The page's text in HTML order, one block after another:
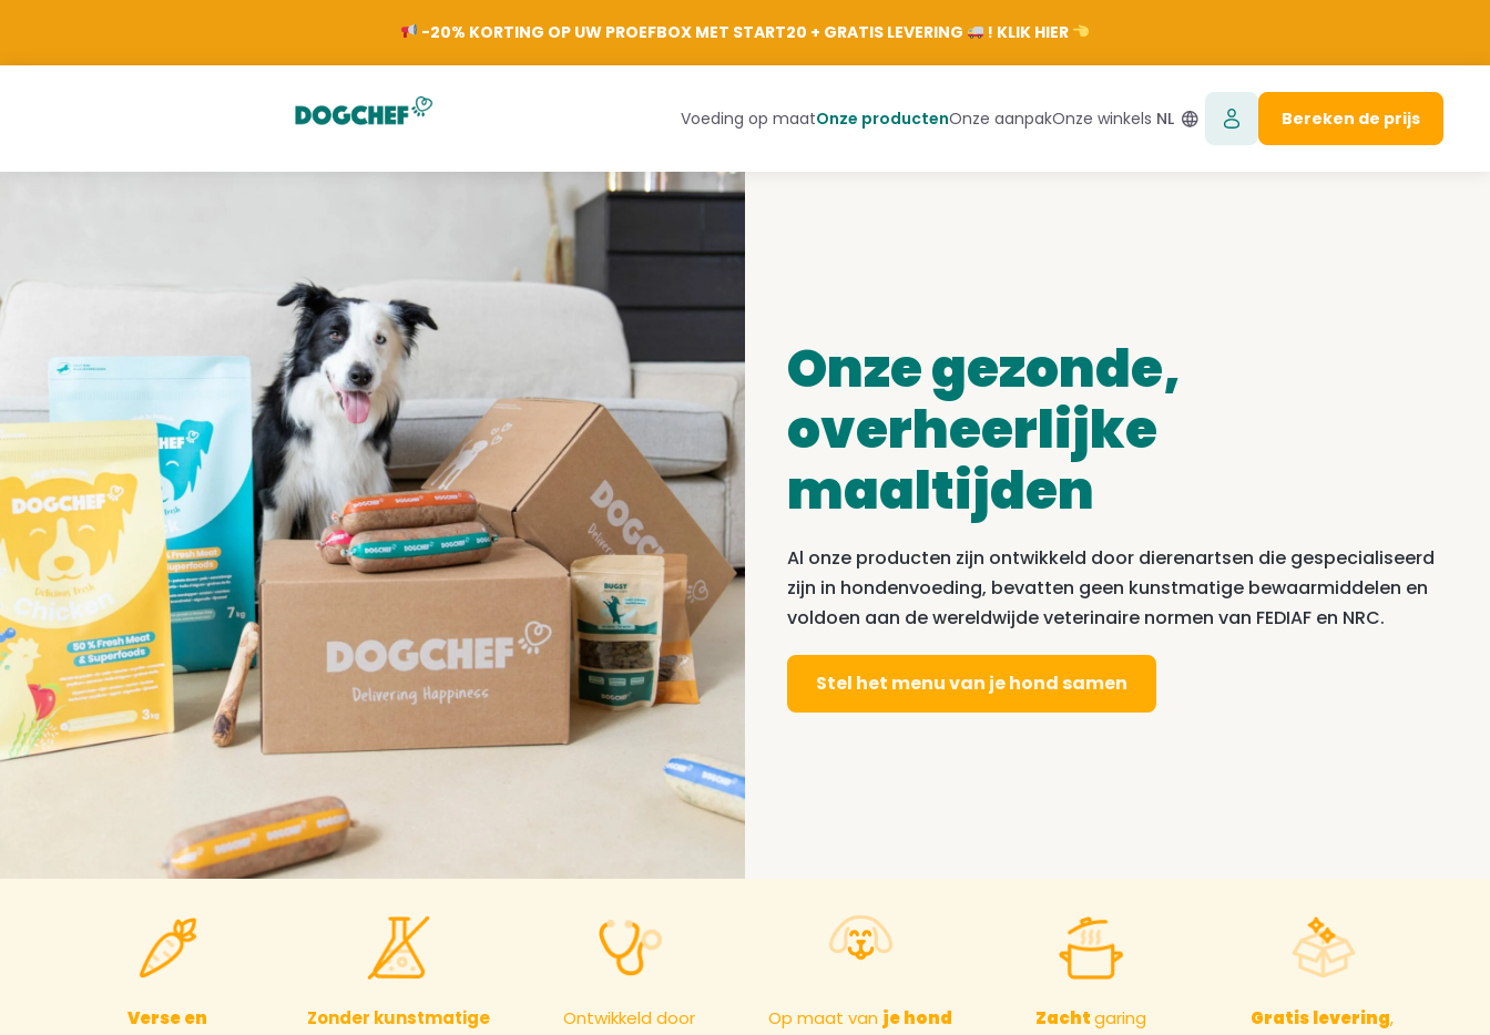
-20% KORTING OP UW PROEFBOX MET START20 + GRATIS LEVERING ! KLIK HIER
Voeding op maatOnze productenOnze aanpakOnze winkels NL Bereken de prijs
Aanmelden
Onze gezonde,
overheerlijke
maaltijden
Al onze producten zijn ontwikkeld door dierenartsen die gespecialiseerd
zijn in hondenvoeding, bevatten geen kunstmatige bewaarmiddelen en
voldoen aan de wereldwijde veterinaire normen van FEDIAF en NRC.
Stel het menu van je hond samen
Verse en
Zonder kunstmatige
Ontwikkeld door
Op maat van je hond Zachtgaring Gratis levering,